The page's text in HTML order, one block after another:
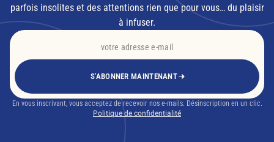
parfois insolites et des attentions rien que pour vous… du plaisir
à infuser.
S'ABONNER MAINTENANT
En vous inscrivant, vous acceptez de recevoir nos e-mails. Désinscription en un clic.
Politique de confidentialité